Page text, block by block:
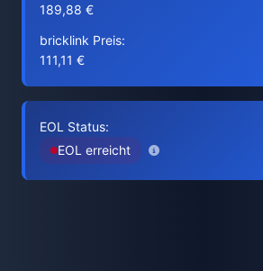
189,88 €
bricklink Preis:
111,11 €
EOL Status:
EOL erreicht